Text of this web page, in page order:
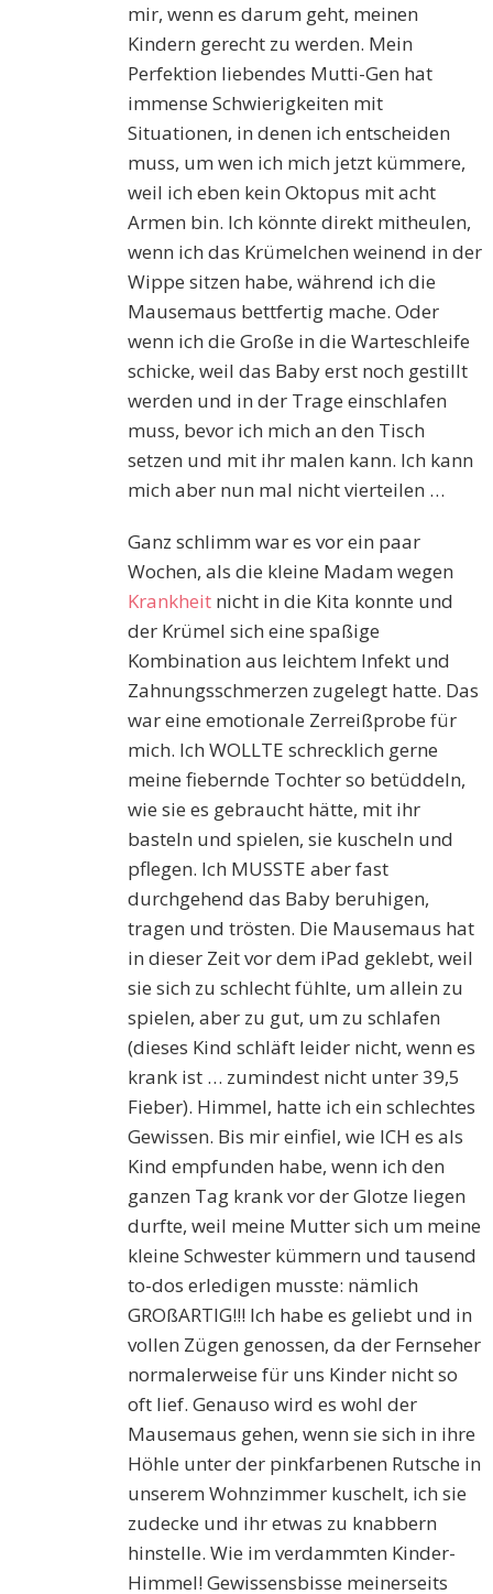
mir, wenn es darum geht, meinen
Kindern gerecht zu werden. Mein
Perfektion liebendes Mutti-Gen hat
immense Schwierigkeiten mit
Situationen, in denen ich entscheiden
muss, um wen ich mich jetzt kümmere,
weil ich eben kein Oktopus mit acht
Armen bin. Ich könnte direkt mitheulen,
wenn ich das Krümelchen weinend in der
Wippe sitzen habe, während ich die
Mausemaus bettfertig mache. Oder
wenn ich die Große in die Warteschleife
schicke, weil das Baby erst noch gestillt
werden und in der Trage einschlafen
muss, bevor ich mich an den Tisch
setzen und mit ihr malen kann. Ich kann
mich aber nun mal nicht vierteilen …
Ganz schlimm war es vor ein paar
Wochen, als die kleine Madam wegen
Krankheit nicht in die Kita konnte und
der Krümel sich eine spaßige
Kombination aus leichtem Infekt und
Zahnungsschmerzen zugelegt hatte. Das
war eine emotionale Zerreißprobe für
mich. Ich WOLLTE schrecklich gerne
meine fiebernde Tochter so betüddeln,
wie sie es gebraucht hätte, mit ihr
basteln und spielen, sie kuscheln und
pflegen. Ich MUSSTE aber fast
durchgehend das Baby beruhigen,
tragen und trösten. Die Mausemaus hat
in dieser Zeit vor dem iPad geklebt, weil
sie sich zu schlecht fühlte, um allein zu
spielen, aber zu gut, um zu schlafen
(dieses Kind schläft leider nicht, wenn es
krank ist … zumindest nicht unter 39,5
Fieber). Himmel, hatte ich ein schlechtes
Gewissen. Bis mir einfiel, wie ICH es als
Kind empfunden habe, wenn ich den
ganzen Tag krank vor der Glotze liegen
durfte, weil meine Mutter sich um meine
kleine Schwester kümmern und tausend
to-dos erledigen musste: nämlich
GROßARTIG!!! Ich habe es geliebt und in
vollen Zügen genossen, da der Fernseher
normalerweise für uns Kinder nicht so
oft lief. Genauso wird es wohl der
Mausemaus gehen, wenn sie sich in ihre
Höhle unter der pinkfarbenen Rutsche in
unserem Wohnzimmer kuschelt, ich sie
zudecke und ihr etwas zu knabbern
hinstelle. Wie im verdammten Kinder-
Himmel! Gewissensbisse meinerseits